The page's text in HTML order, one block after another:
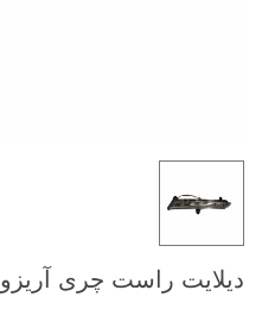
دیلایت راست چری آریزو 5